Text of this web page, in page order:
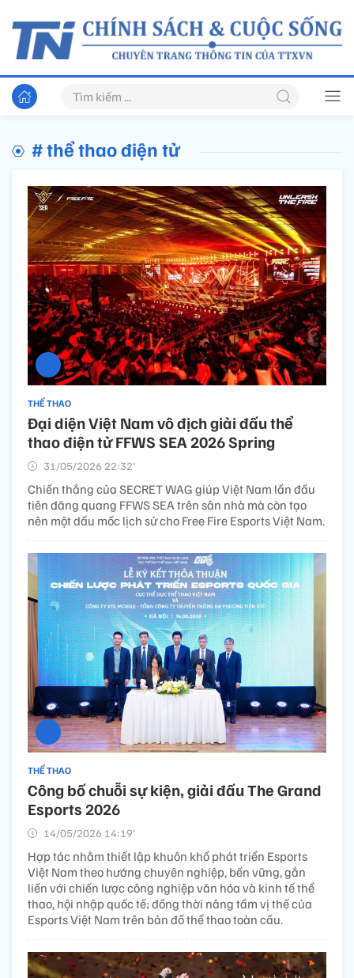
# thể thao điện tử
THỂ THAO
Đại diện Việt Nam vô địch giải đấu thể
thao điện tử FFWS SEA 2026 Spring
31/05/2026 22:32’
Chiến thắng của SECRET WAG giúp Việt Nam lần đầu
tiên đăng quang FFWS SEA trên sân nhà mà còn tạo
nên một dấu mốc lịch sử cho Free Fire Esports Việt Nam.
THỂ THAO
Công bố chuỗi sự kiện, giải đấu The Grand
Esports 2026
14/05/2026 14:19’
Hợp tác nhằm thiết lập khuôn khổ phát triển Esports
Việt Nam theo hướng chuyên nghiệp, bền vững, gắn
liền với chiến lược công nghiệp văn hóa và kinh tế thể
thao, hội nhập quốc tế; đồng thời nâng tầm vị thế của
Esports Việt Nam trên bản đồ thể thao toàn cầu.